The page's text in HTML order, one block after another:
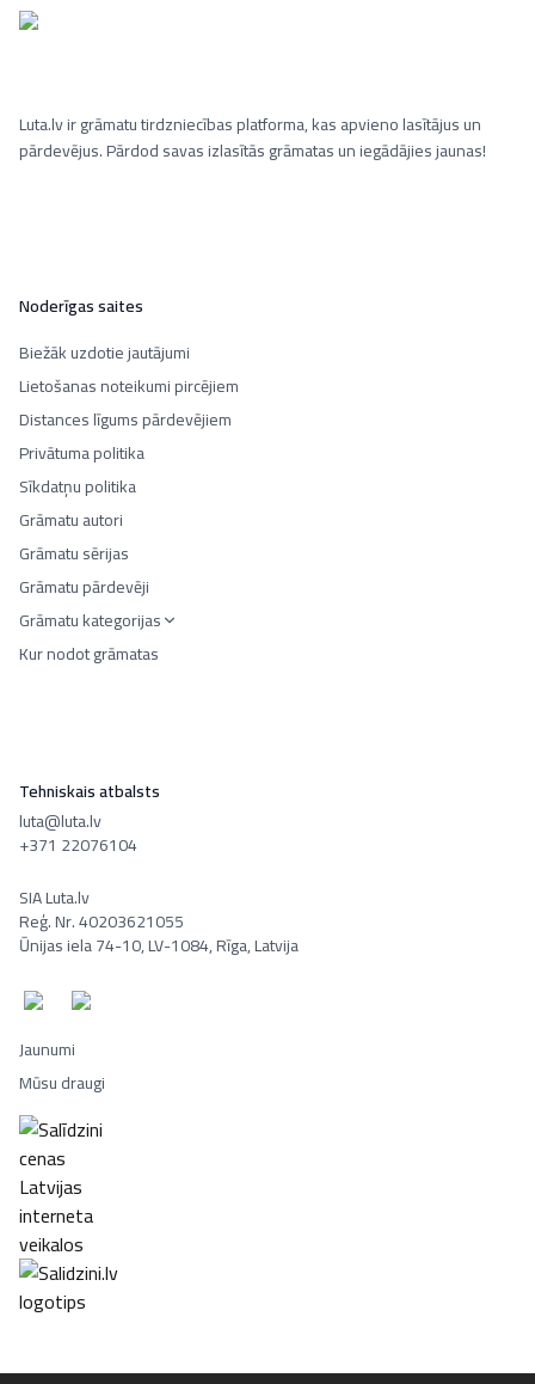
Luta.lv ir grāmatu tirdzniecības platforma, kas apvieno lasītājus un
pārdevējus. Pārdod savas izlasītās grāmatas un iegādājies jaunas!
Noderīgas saites
Biežāk uzdotie jautājumi
Lietošanas noteikumi pircējiem
Distances līgums pārdevējiem
Privātuma politika
Sīkdatņu politika
Grāmatu autori
Grāmatu sērijas
Grāmatu pārdevēji
Grāmatu kategorijas
Kur nodot grāmatas
Tehniskais atbalsts
luta@luta.lv
+371 22076104
SIA Luta.lv
Reģ. Nr. 40203621055
Ūnijas iela 74-10, LV-1084, Rīga, Latvija
Jaunumi
Mūsu draugi